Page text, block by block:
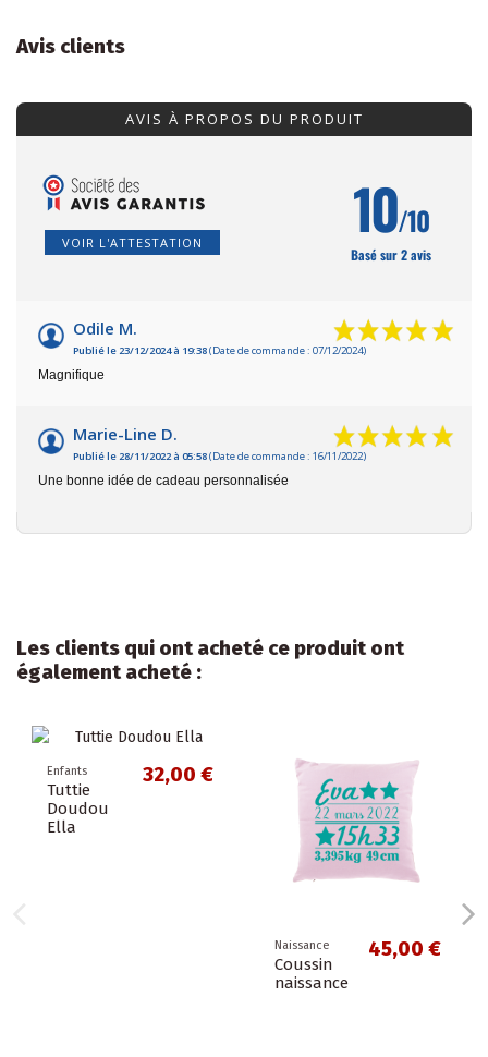
Avis clients
AVIS À PROPOS DU PRODUIT
VOIR L'ATTESTATION 10/10
Basé sur 2 avis
Odile M.
Publié le 23/12/2024 à 19:38(Date de commande : 07/12/2024)
Magnifique
Marie-Line D.
Publié le 28/11/2022 à 05:58(Date de commande : 16/11/2022)
Une bonne idée de cadeau personnalisée
Les clients qui ont acheté ce produit ont
également acheté :
Enfants
Tuttie
Doudou
Ella
32,00 €
Naissance
Coussin
naissance
45,00 €